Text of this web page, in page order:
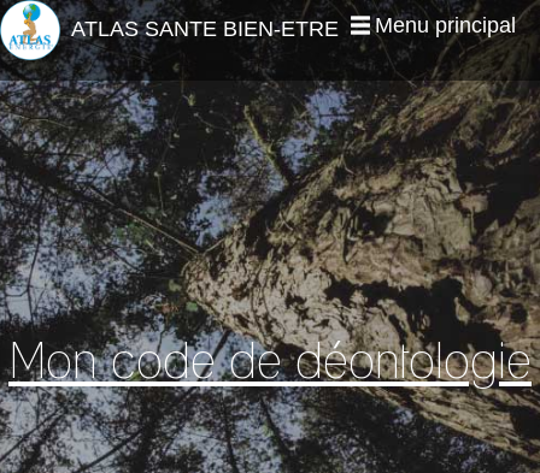
Jump to navigation
ATLAS SANTE BIEN-ETRE Menu principal
Mon code de déontologie